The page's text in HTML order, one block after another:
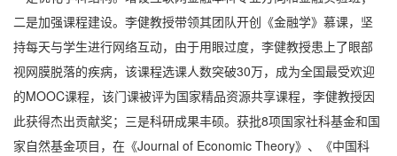
二是加强课程建设。李健教授带领其团队开创《金融学》慕课，坚
持每天与学生进行网络互动，由于用眼过度，李健教授患上了眼部
视网膜脱落的疾病，该课程选课人数突破30万，成为全国最受欢迎
的MOOC课程，该门课被评为国家精品资源共享课程，李健教授因
此获得杰出贡献奖；三是科研成果丰硕。获批8项国家社科基金和国
家自然基金项目，在《Journal of Economic Theory》、《中国科